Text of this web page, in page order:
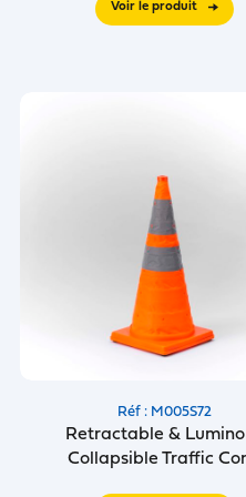
Voir le produit
Réf : M005S72
Retractable &
Collapsible Traffic